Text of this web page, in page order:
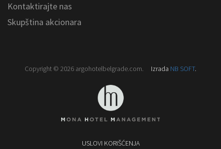
Kontaktirajte nas
Skupština akcionara
Copyright © 2026 argohotelbelgrade.com. Izrada NB SOFT.
USLOVI KORIŠĆENJA